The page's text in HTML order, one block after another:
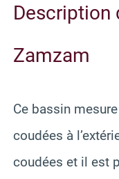
Description
Zamzam
Ce bassin
coudées à
coudées et il est